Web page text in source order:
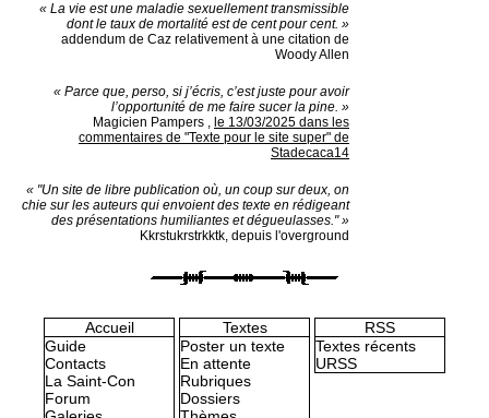
« La vie est une maladie sexuellement transmissible
dont le taux de mortalité est de cent pour cent. »
addendum de Caz relativement à une citation de
Woody Allen
« Parce que, perso, si j’écris, c’est juste pour avoir
l’opportunité de me faire sucer la pine. »
Magicien Pampers , le 13/03/2025 dans les
commentaires de "Texte pour le site super" de
Stadecaca14
« "Un site de libre publication où, un coup sur deux, on
chie sur les auteurs qui envoient des texte en rédigeant
des présentations humiliantes et dégueulasses." »
Kkrstukrstrkktk, depuis l'overground
Accueil
Guide
Contacts
La Saint-Con
Forum
Textes
Poster un texte
En attente
Rubriques
Dossiers
RSS
Textes récents
URSS